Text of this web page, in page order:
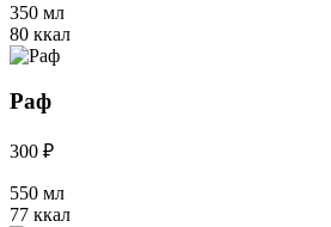
350 мл
80 ккал
Раф
300 ₽
550 мл
77 ккал